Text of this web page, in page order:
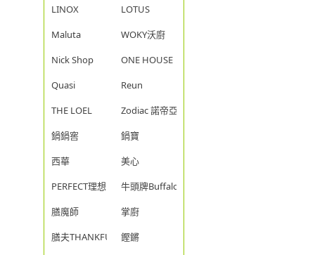
LINOX
LOTUS
Maluta
WOKY沃廚
Nick Shop
ONE HOUSE
Quasi
Reun
THE LOEL
Zodiac 諾帝亞
鍋鍋窖
鍋寶
西華
美心
PERFECT理想
牛頭牌Buffalo
膳魔師
掌廚
膳夫THANKFUL
鏗鏘